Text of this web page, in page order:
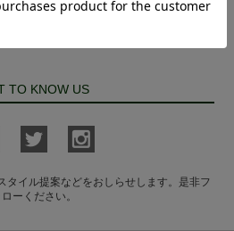
｜
TO KNOW US
タイル提案などをおしらせします。是非フ
ローください。